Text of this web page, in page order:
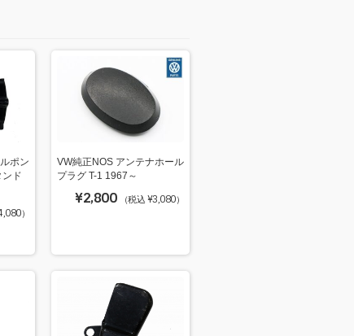
ポン
ンド
）
VW純正NOS アンテナホール
プラグ T-1 1967～
¥2,800 （税込 ¥3,080）